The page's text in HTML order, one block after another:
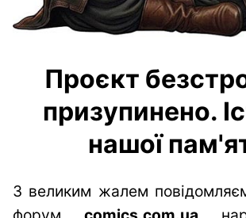
Проєкт
призупинено.
нашої
З великим жалем